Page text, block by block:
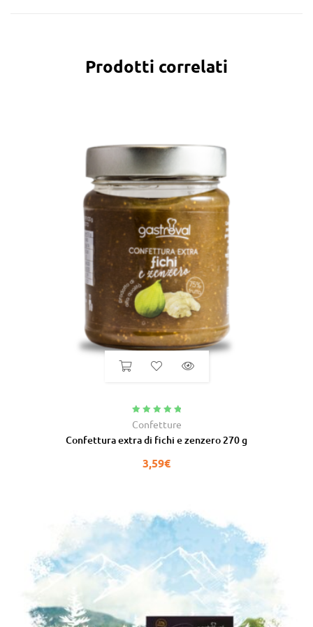
Prodotti correlati
Valutato 5.00
Confetture
Confettura extra di fichi e zenzero 270 g
3,59€